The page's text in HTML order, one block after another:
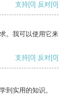
支持[0] 反对[0]
。我可以使用它来
支持[0] 反对[0]
到实用的知识。